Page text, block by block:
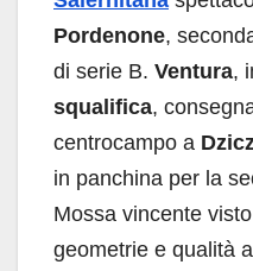
Pordenone,
di serie B. Ventura,
squalifica,
centrocampo a
in panchina per la
Mossa vincente
geometrie e qualità